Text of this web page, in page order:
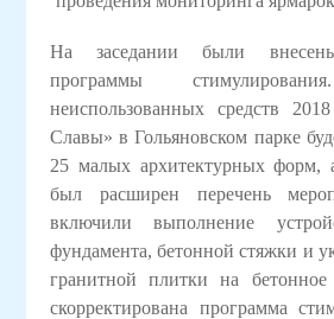
На заседании были
программы
неиспользованных средств
Славы» в Гольяновском парке
25 малых архитектурных форм,
был расширен перечень
включили выполнение
фундамента, бетонной стяжки и
гранитной плитки на
скорректирована программа